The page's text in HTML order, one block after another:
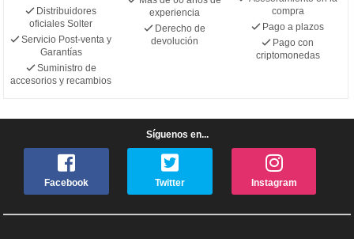
Distribuidores
oficiales Solter
Servicio Post-venta y
Garantías
Suministro de
accesorios y recambios
experiencia
Derecho de
devolución
compra
Pago a plazos
Pago con
criptomonedas
Síguenos en...
Facebook Twitter Instagram